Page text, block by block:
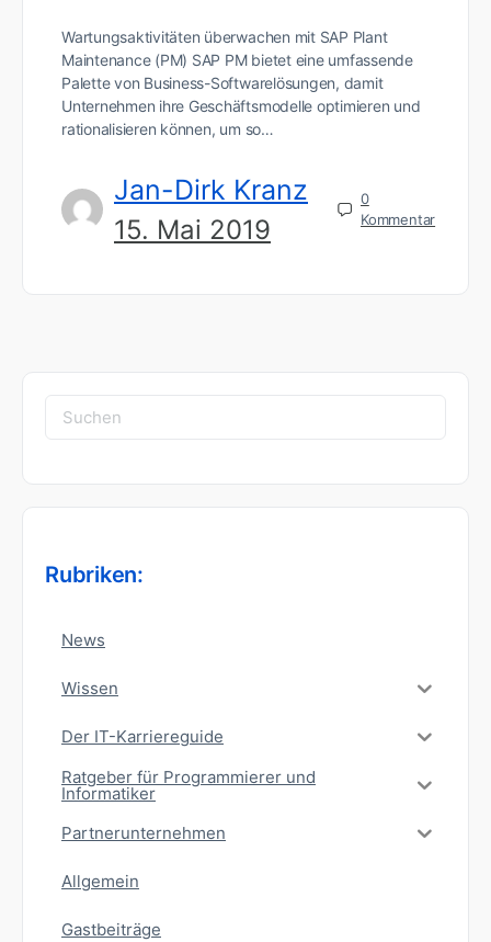
Wartungsaktivitäten überwachen mit SAP Plant
Maintenance (PM) SAP PM bietet eine umfassende
Palette von Business-Softwarelösungen, damit
Unternehmen ihre Geschäftsmodelle optimieren und
rationalisieren können, um so…
Jan-Dirk Kranz
15. Mai 2019
0
Kommentar
Suchen
nach:
Rubriken:
News
Wissen
Der IT-Karriereguide
Ratgeber für Programmierer und
Informatiker
Partnerunternehmen
Allgemein
Gastbeiträge